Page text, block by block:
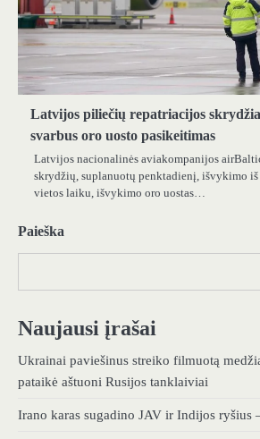
Latvijos piliečių repatriacijos
svarbus oro uosto pasikeitimas
Latvijos nacionalinės aviakompanijos
skrydžių, suplanuotų penktadienį, išvykimo
vietos laiku, išvykimo oro uostas…
Paieška
Naujausi įrašai
Ukrainai paviešinus streiko filmuotą
pataikė aštuoni Rusijos tanklaiviai
Irano karas sugadino JAV ir Indijos ryšius